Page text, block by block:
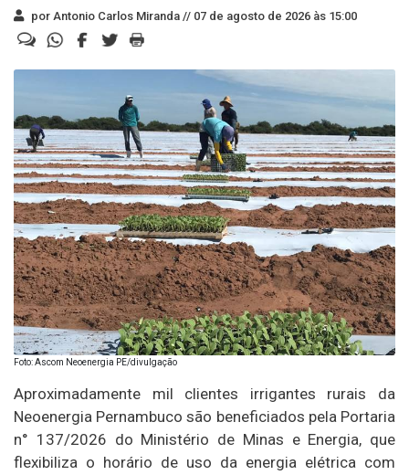
por Antonio Carlos Miranda // 07 de agosto de 2026 às 15:00
Foto: Ascom Neoenergia PE/divulgação
Aproximadamente mil clientes irrigantes rurais da
Neoenergia Pernambuco são beneficiados pela Portaria
n° 137/2026 do Ministério de Minas e Energia, que
flexibiliza o horário de uso da energia elétrica com